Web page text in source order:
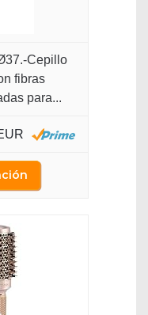
Cepillo
fibras
para...